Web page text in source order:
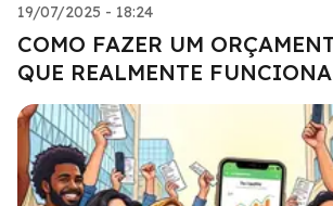
19/07/2025 - 18:24
COMO FAZER UM
QUE REALMENTE FUNCIONA